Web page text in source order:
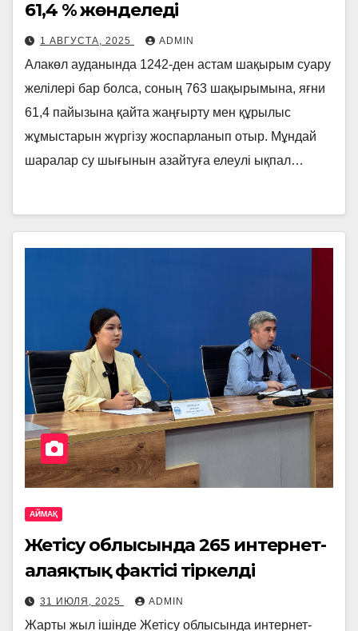
61,4 % жөнделеді
1 АВГУСТА, 2025 ADMIN
Алакөл ауданында 1242-ден астам шақырым суару
желілері бар болса, соның 763 шақырымына, яғни
61,4 пайызына қайта жаңғырту мен құрылыс
жұмыстарын жүргізу жоспарланып отыр. Мұндай
шаралар су шығынын азайтуға елеулі ықпал…
АЙМАҚ
Жетісу облысында 265 интернет-
алаяқтық фактісі тіркелді
31 ИЮЛЯ, 2025 ADMIN
Жарты жыл ішінде Жетісу облысында интернет-